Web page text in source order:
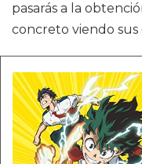
pasarás a la
concreto viendo sus